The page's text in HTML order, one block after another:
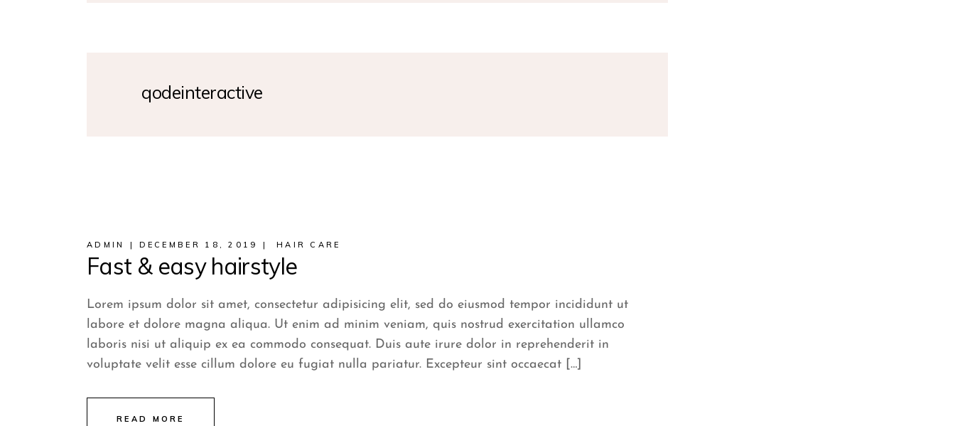
qodeinteractive
ADMIN DECEMBER 18, 2019 HAIR CARE
Fast & easy hairstyle
Lorem ipsum dolor sit amet, consectetur adipisicing elit, sed do eiusmod tempor incididunt ut
labore et dolore magna aliqua. Ut enim ad minim veniam, quis nostrud exercitation ullamco
laboris nisi ut aliquip ex ea commodo consequat. Duis aute irure dolor in reprehenderit in
voluptate velit esse cillum dolore eu fugiat nulla pariatur. Excepteur sint occaecat […]
READ MORE